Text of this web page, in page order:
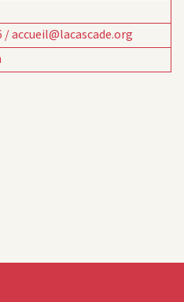
/ accueil@lacascade.org